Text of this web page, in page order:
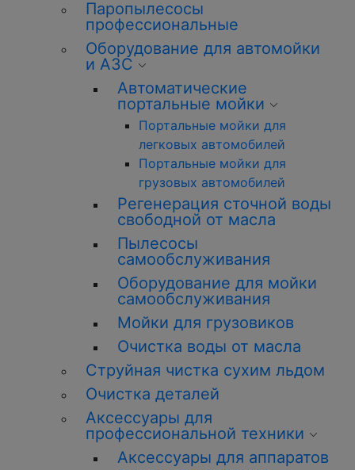
Паропылесосы
профессиональные
Оборудование для автомойки
и АЗС
Автоматические
портальные мойки
Портальные мойки для
легковых автомобилей
Портальные мойки для
грузовых автомобилей
Регенерация сточной воды
свободной от масла
Пылесосы
самообслуживания
Оборудование для мойки
самообслуживания
Мойки для грузовиков
Очистка воды от масла
Струйная чистка сухим льдом
Очистка деталей
Аксессуары для
профессиональной техники
Аксессуары для аппаратов